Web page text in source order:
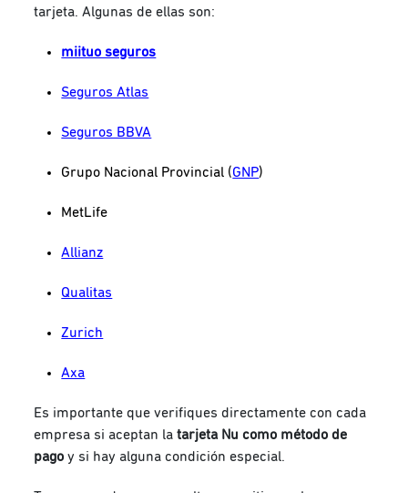
tarjeta. Algunas de ellas son:
miituo seguros
Seguros Atlas
Seguros BBVA
Grupo Nacional Provincial (GNP)
MetLife
Allianz
Qualitas
Zurich
Axa
Es importante que verifiques directamente con cada
empresa si aceptan la tarjeta Nu como método de
pagoy si hay alguna condición especial.